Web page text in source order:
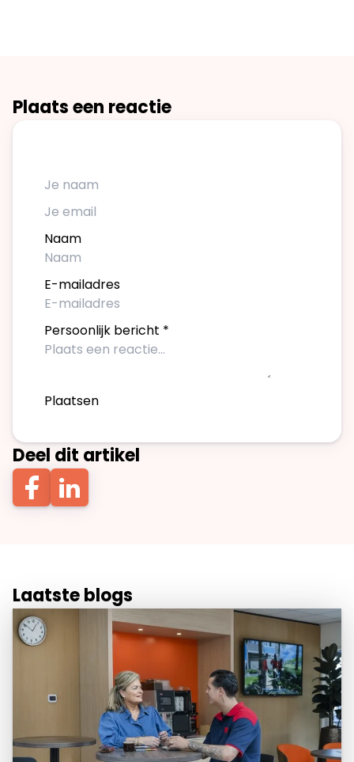
Plaats een reactie
Naam
E-mailadres
Persoonlijk bericht *
Plaatsen
Deel dit artikel
Laatste blogs